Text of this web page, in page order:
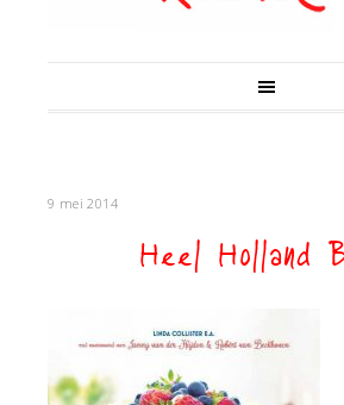
9 mei 2014
Heel Holland